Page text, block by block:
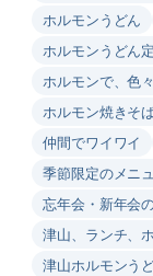
ホルモンうどん
ホルモンうどん
ホルモンで、色
ホルモン焼きそ
仲間でワイワイ
季節限定のメニ
忘年会・新年会
津山、ランチ、ホ
津山ホルモンう